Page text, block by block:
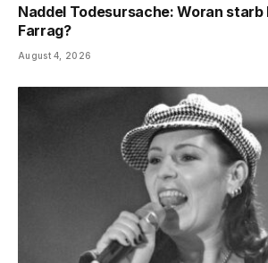
Naddel Todesursache: Woran starb
Farrag?
August 4, 2026